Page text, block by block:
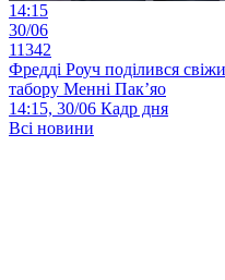
14:15
30/06
11342
Фредді Роуч поділився
табору Менні Пак’яо
14:15, 30/06 Кадр дня
Всі новини